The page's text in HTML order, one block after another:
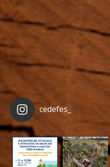
cedefes_